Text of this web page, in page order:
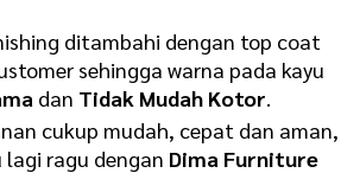
ditambahi dengan top coat
sehingga warna pada kayu
dan Tidak Mudah Kotor.
cukup mudah, cepat dan aman,
ragu dengan Dima Furniture